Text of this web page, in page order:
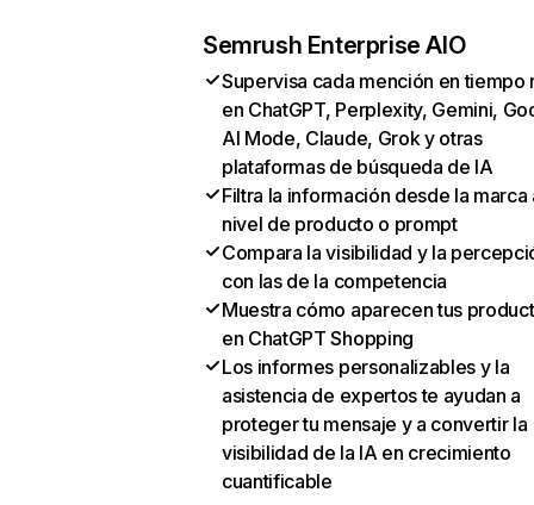
Semrush Enterprise AIO
Supervisa cada mención en tiempo
en ChatGPT, Perplexity, Gemini,
AI Mode, Claude, Grok y otras
plataformas de búsqueda de IA
Filtra la información desde la marca
nivel de producto o prompt
Compara la visibilidad y la
con las de la competencia
Muestra cómo aparecen tus
en ChatGPT Shopping
Los informes personalizables y la
asistencia de expertos te ayudan a
proteger tu mensaje y a convertir la
visibilidad de la IA en crecimiento
cuantificable